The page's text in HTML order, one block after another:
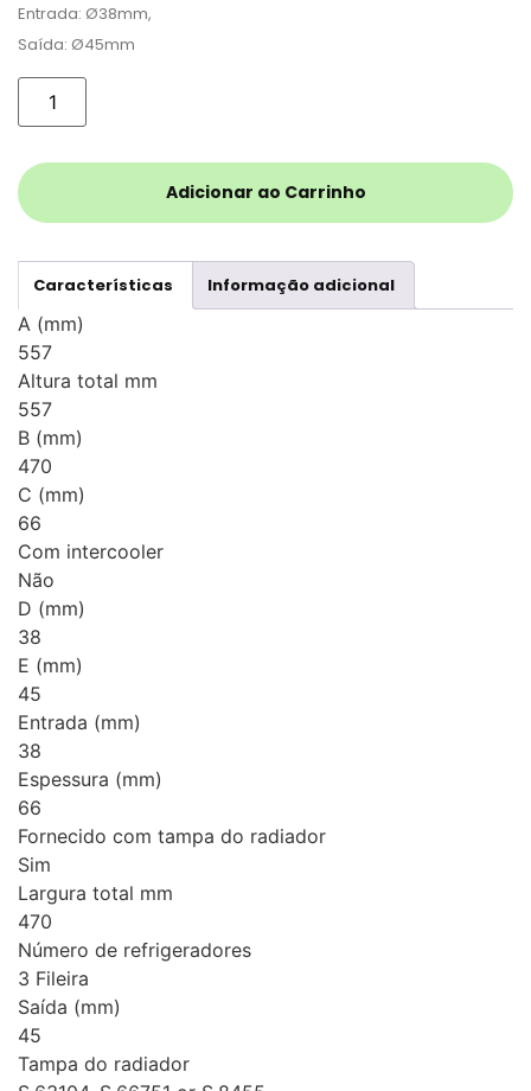
Entrada: Ø38mm,
Saída: Ø45mm
Adicionar ao Carrinho
Características Informação adicional
A (mm)
557
Altura total mm
557
B (mm)
470
C (mm)
66
Com intercooler
Não
D (mm)
38
E (mm)
45
Entrada (mm)
38
Espessura (mm)
66
Fornecido com tampa do radiador
Sim
Largura total mm
470
Número de refrigeradores
3 Fileira
Saída (mm)
45
Tampa do radiador